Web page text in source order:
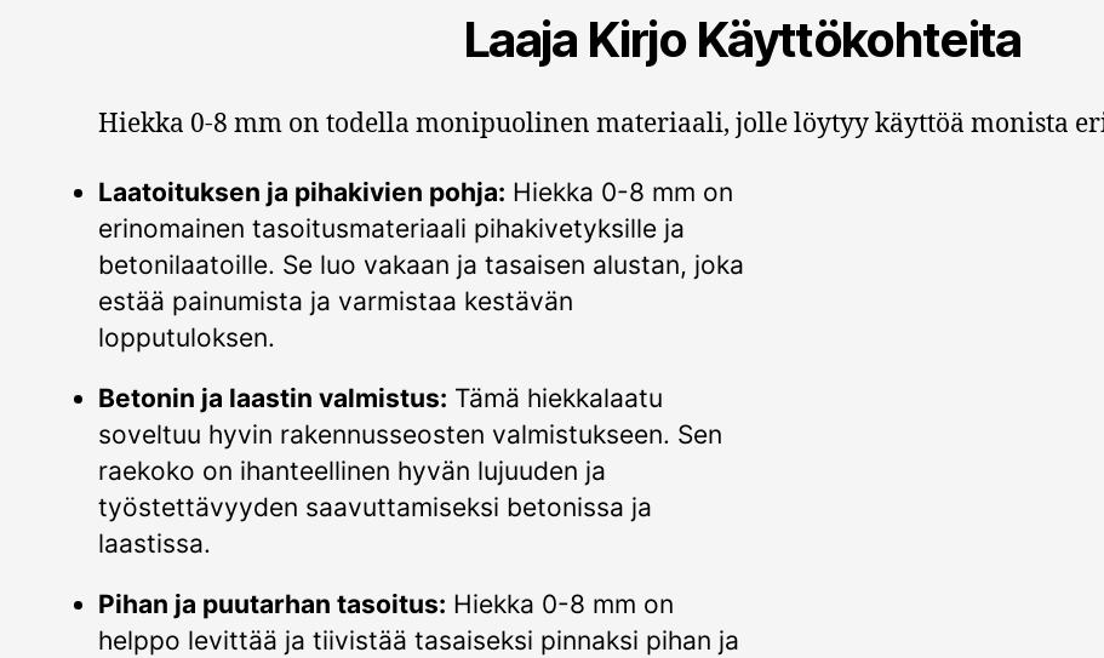
Laaja Kirjo Käyttökohteita
Hiekka 0-8 mm on todella monipuolinen materiaali, jolle löytyy käyttöä monista
Laatoituksen ja pihakivien pohja: Hiekka 0-8 mm on
erinomainen tasoitusmateriaali pihakivetyksille ja
betonilaatoille. Se luo vakaan ja tasaisen alustan, joka
estää painumista ja varmistaa kestävän
lopputuloksen.
Betonin ja laastin valmistus: Tämä hiekkalaatu
soveltuu hyvin rakennusseosten valmistukseen. Sen
raekoko on ihanteellinen hyvän lujuuden ja
työstettävyyden saavuttamiseksi betonissa ja
laastissa.
Pihan ja puutarhan tasoitus: Hiekka 0-8 mm on
helppo levittää ja tiivistää tasaiseksi pinnaksi pihan ja